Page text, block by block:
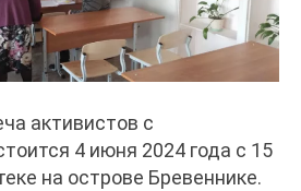
активистов с
4 июня 2024 года с 15
на острове Бревеннике.